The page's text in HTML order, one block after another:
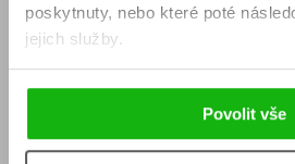
poskytnuty, nebo které poté
jejich služby.
Povolit vše
Obchodní podmínky
Jak nakoupit
KONTAKTY